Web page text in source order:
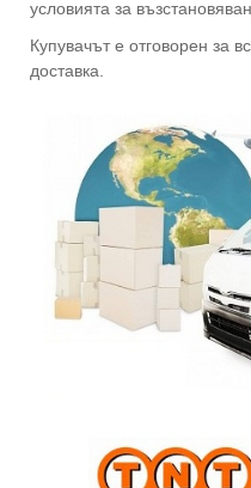
условията за
Купувачът е отговорен за
доставка.